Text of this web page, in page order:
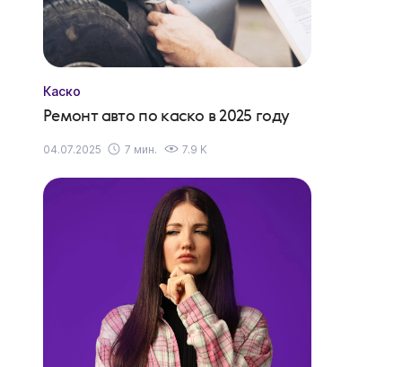
Каско
Ремонт авто по каско в 2025 году
04.07.2025 7 мин. 7.9 K